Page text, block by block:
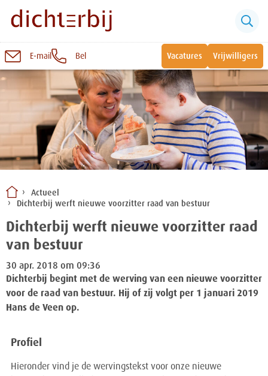
Naar
inhoud
E-mail Bel Vacatures Vrijwilligers
Actueel
Dichterbij werft nieuwe voorzitter raad van bestuur
Dichterbij werft nieuwe voorzitter raad
van bestuur
30 apr. 2018 om 09:36
Dichterbij begint met de werving van een nieuwe voorzitter
voor de raad van bestuur. Hij of zij volgt per 1 januari 2019
Hans de Veen op.
Profiel
Hieronder vind je de wervingstekst voor onze nieuwe
Sluiten
Snel naar:
Wonen bij Dichterbij
Vrije dagbestedingsplekken